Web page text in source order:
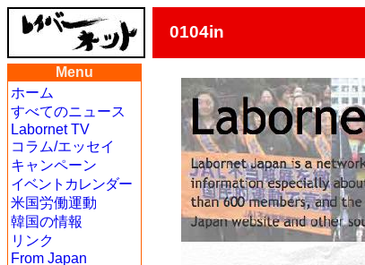
0104in
Menu
ホーム
すべてのニュース
Labornet TV
コラム/エッセイ
キャンペーン
イベントカレンダー
米国労働運動
韓国の情報
リンク
From Japan